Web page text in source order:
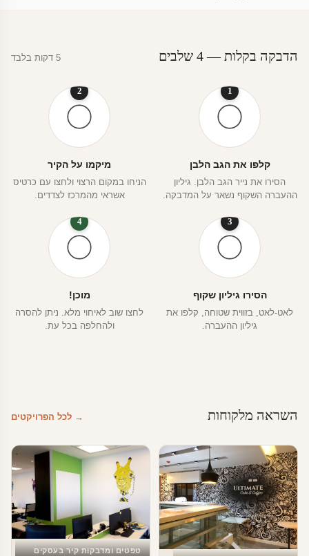
הדבקה בקלות — 4 שלבים 5 דקות בלבד
1
קלפו את הגב הלבן
הסירו את נייר הגב הלבן. גיליון
ההעברה השקוף נשאר על המדבקה.
2
מיקמו על הקיר
הניחו במקום הרצוי ולחצו עם כרטיס
אשראי מהמרכז לצדדים.
3
הסירו גיליון שקוף
לאט-לאט, בזווית שטוחה, קלפו את
גיליון ההעברה.
4
מוכן!
לחצו שוב לאיחוי מלא. ניתן להסרה
ולהחלפה בכל עת.
השראה מלקוחות → לכל הפרויקטים
טפטים ומדבקות קיר בעסקים